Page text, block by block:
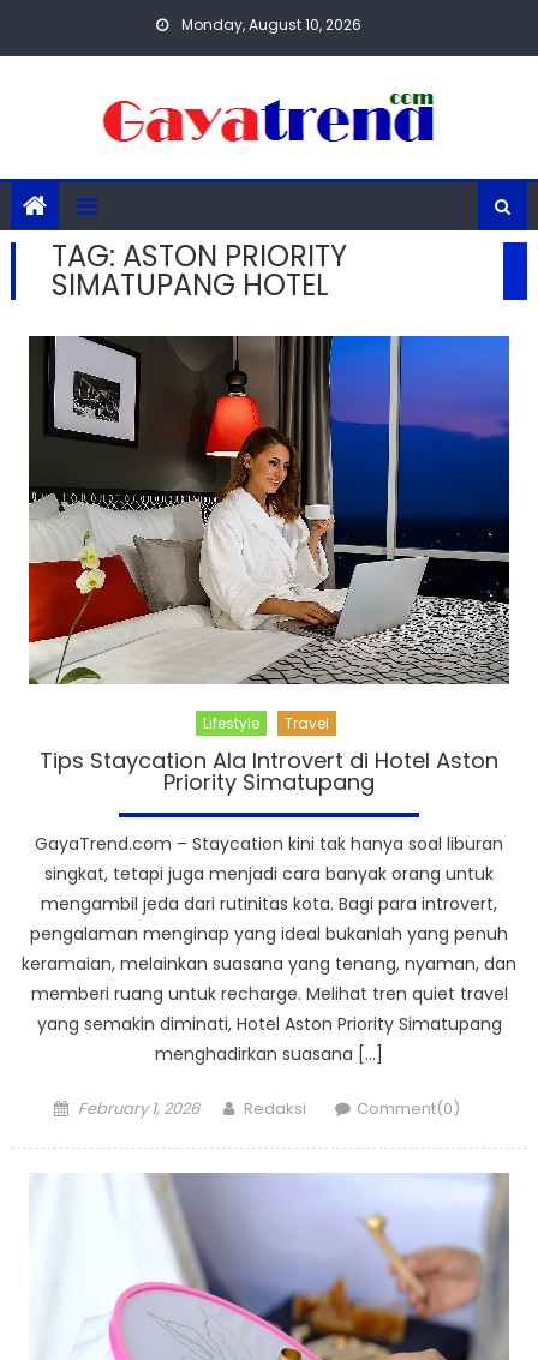
Monday, August 10, 2026
TAG: ASTON PRIORITY
SIMATUPANG HOTEL
Lifestyle Travel
Tips Staycation Ala Introvert di Hotel Aston
Priority Simatupang
GayaTrend.com – Staycation kini tak hanya soal liburan
singkat, tetapi juga menjadi cara banyak orang untuk
mengambil jeda dari rutinitas kota. Bagi para introvert,
pengalaman menginap yang ideal bukanlah yang penuh
keramaian, melainkan suasana yang tenang, nyaman, dan
memberi ruang untuk recharge. Melihat tren quiet travel
yang semakin diminati, Hotel Aston Priority Simatupang
menghadirkan suasana […]
Posted
February 1, 2026 Author
Redaksi Comment(0)